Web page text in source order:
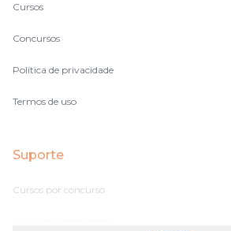
Cursos
Concursos
Política de privacidade
Termos de uso
Suporte
Cursos por concurso